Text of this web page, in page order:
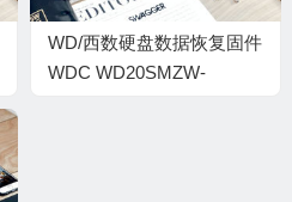
WD/西数硬盘数据恢复固件
WDC WD20SMZW-